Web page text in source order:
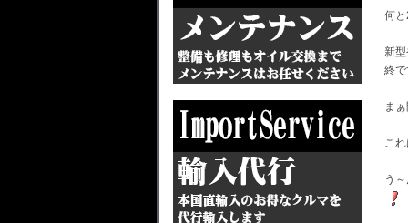
何
新
終
ま
こ
う